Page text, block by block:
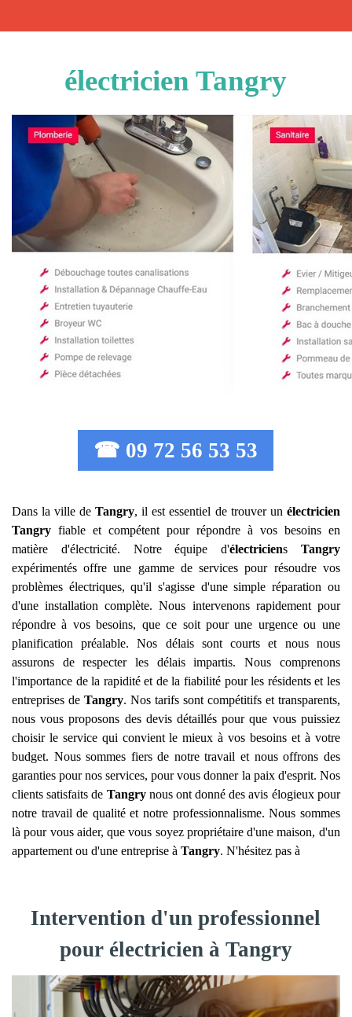
électricien Tangry
☎ 09 72 56 53 53
Dans la ville deTangry, il est essentiel de trouver un électricien
Tangry fiable et compétent pour répondre à vos besoins en
matière d'électricité. Notre équipe d'électriciens Tangry
expérimentés offre une gamme de services pour résoudre vos
problèmes électriques, qu'il s'agisse d'une simple réparation ou
d'une installation complète. Nous intervenons rapidement pour
répondre à vos besoins, que ce soit pour une urgence ou une
planification préalable. Nos délais sont courts et nous nous
assurons de respecter les délais impartis. Nous comprenons
l'importance de la rapidité et de la fiabilité pour les résidents et les
entreprises de Tangry. Nos tarifs sont compétitifs et transparents,
nous vous proposons des devis détaillés pour que vous puissiez
choisir le service qui convient le mieux à vos besoins et à votre
budget. Nous sommes fiers de notre travail et nous offrons des
garanties pour nos services, pour vous donner la paix d'esprit. Nos
clients satisfaits de Tangrynous ont donné des avis élogieux pour
notre travail de qualité et notre professionnalisme. Nous sommes
là pour vous aider, que vous soyez propriétaire d'une maison, d'un
appartement ou d'une entreprise à Tangry. N'hésitez pas à
Intervention d'un professionnel
pour électricien à Tangry